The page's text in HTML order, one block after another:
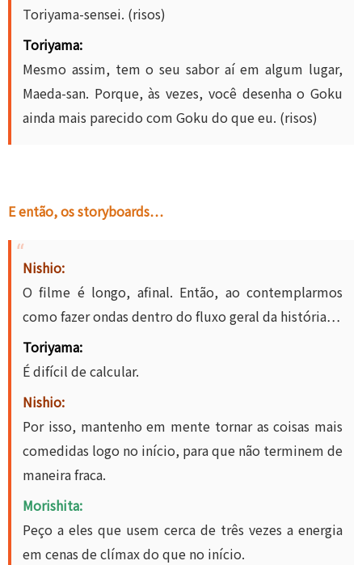
Toriyama-sensei. (risos)
Toriyama:
Mesmo assim, tem o seu sabor aí em algum lugar,
Maeda-san. Porque, às vezes, você desenha o Goku
ainda mais parecido com Goku do que eu. (risos)
E então, os storyboards…
Nishio:
O filme é longo, afinal. Então, ao contemplarmos
como fazer ondas dentro do fluxo geral da história…
Toriyama:
É difícil de calcular.
Nishio:
Por isso, mantenho em mente tornar as coisas mais
comedidas logo no início, para que não terminem de
maneira fraca.
Morishita:
Peço a eles que usem cerca de três vezes a energia
em cenas de clímax do que no início.